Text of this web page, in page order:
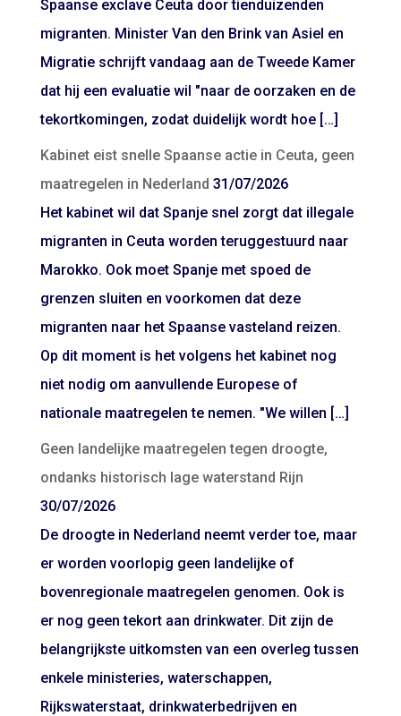
Spaanse exclave Ceuta door tienduizenden
migranten. Minister Van den Brink van Asiel en
Migratie schrijft vandaag aan de Tweede Kamer
dat hij een evaluatie wil "naar de oorzaken en de
tekortkomingen, zodat duidelijk wordt hoe […]
Kabinet eist snelle Spaanse actie in Ceuta, geen
maatregelen in Nederland 31/07/2026
Het kabinet wil dat Spanje snel zorgt dat illegale
migranten in Ceuta worden teruggestuurd naar
Marokko. Ook moet Spanje met spoed de
grenzen sluiten en voorkomen dat deze
migranten naar het Spaanse vasteland reizen.
Op dit moment is het volgens het kabinet nog
niet nodig om aanvullende Europese of
nationale maatregelen te nemen. "We willen […]
Geen landelijke maatregelen tegen droogte,
ondanks historisch lage waterstand Rijn
30/07/2026
De droogte in Nederland neemt verder toe, maar
er worden voorlopig geen landelijke of
bovenregionale maatregelen genomen. Ook is
er nog geen tekort aan drinkwater. Dit zijn de
belangrijkste uitkomsten van een overleg tussen
enkele ministeries, waterschappen,
Rijkswaterstaat, drinkwaterbedrijven en